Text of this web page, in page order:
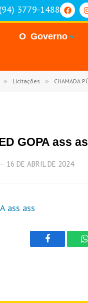
(94) 3779-1488
O Governo
» Licitações » CHAMADA
GOPA ass
16 DE ABRIL DE 2024
ass ass
Facebook